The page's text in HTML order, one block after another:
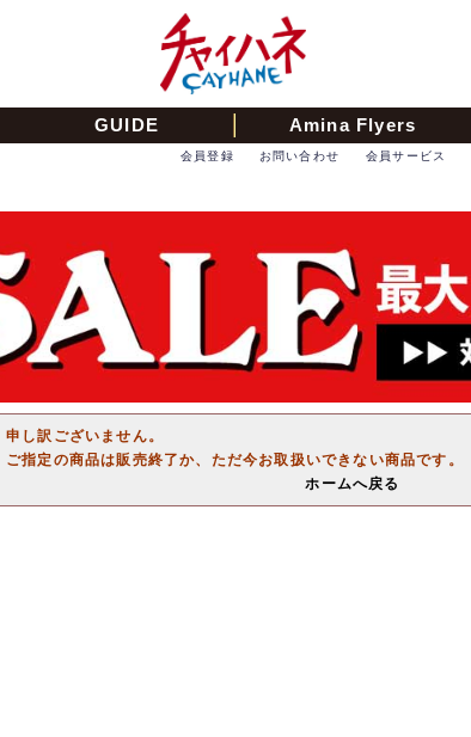
GUIDE Amina Flyers
会員サービス
お問い合わせ
会員登録
申し訳ございません。
ご指定の商品は販売終了か、ただ今お取扱いできない商品です。
ホームへ戻る